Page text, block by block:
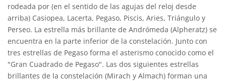
rodeada por (en el sentido de las agujas del reloj desde
arriba) Casiopea, Lacerta, Pegaso, Piscis, Aries, Triángulo y
Perseo. La estrella más brillante de Andrómeda (Alpheratz) se
encuentra en la parte inferior de la constelación. Junto con
tres estrellas de Pegaso forma el asterismo conocido como el
"Gran Cuadrado de Pegaso". Las dos siguientes estrellas
brillantes de la constelación (Mirach y Almach) forman una